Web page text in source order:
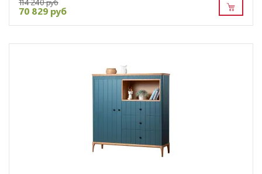
70 829 руб